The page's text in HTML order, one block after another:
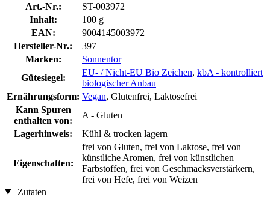
Art.-Nr.:
ST-003972
Inhalt:
100 g
EAN:
9004145003972
Hersteller-Nr.:
397
Marken:
Sonnentor
Gütesiegel:
EU- / Nicht-EU Bio Zeichen, kbA - kontrolliert
biologischer Anbau
Ernährungsform: Vegan, Glutenfrei, Laktosefrei
Kann Spuren
enthalten von:
A - Gluten
Lagerhinweis:
Kühl & trocken lagern
Eigenschaften:
frei von Gluten, frei von Laktose, frei von
künstliche Aromen, frei von künstlichen
Farbstoffen, frei von Geschmacksverstärkern,
frei von Hefe, frei von Weizen
Zutaten